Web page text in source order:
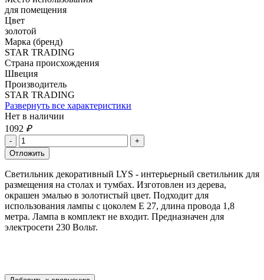
для помещения
Цвет
золотой
Марка (бренд)
STAR TRADING
Страна происхождения
Швеция
Производитель
STAR TRADING
Развернуть все характеристики
Нет в наличии
1092 ₽
Светильник декоративный LYS - интерьерный светильник для
размещения на столах и тумбах. Изготовлен из дерева,
окрашен эмалью в золотистый цвет. Подходит для
использования лампы с цоколем Е 27, длина провода 1,8
метра. Лампа в комплект не входит. Предназначен для
электросети 230 Вольт.